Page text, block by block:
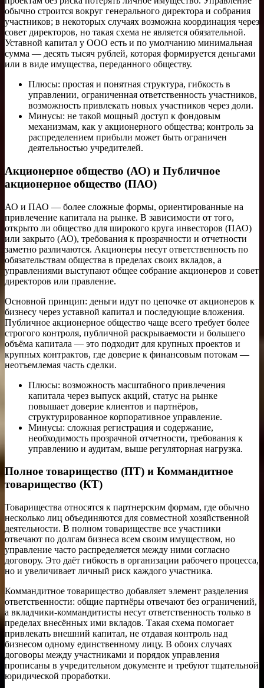
обычно строится вокруг генерального директора и собрания
участников; в некоторых случаях возможна координация через
совет директоров, но такая схема не является обязательной.
Уставной капитал у ООО есть и по умолчанию минимальная
сумма — десять тысяч рублей, которая формируется деньгами
или в виде имущества, переданного обществу.
Плюсы: простая и понятная структура, гибкость в
управлении, ограниченная ответственность участников,
возможность привлекать новых участников через доли.
Минусы: не такой мощный доступ к фондовым
механизмам, как у акционерного общества; контроль за
распределением прибыли может быть ограничен
деятельностью учредителей.
Акционерное общество (АО) и Публичное
акционерное общество (ПАО)
АО и ПАО — более сложные формы, ориентированные на
привлечение капитала на рынке. В зависимости от того,
открыто ли общество для широкого круга инвесторов (ПАО)
или закрыто (АО), требования к прозрачности и отчетности
заметно различаются. Акционеры несут ответственность по
обязательствам общества в пределах своих вкладов, а
управлениями выступают общее собрание акционеров и совет
директоров или правление.
Основной принцип: деньги идут по цепочке от акционеров к
бизнесу через уставной капитал и последующие вложения.
Публичное акционерное общество чаще всего требует более
строгого контроля, публичной раскрываемости и большего
объёма капитала — это подходит для крупных проектов и
крупных контрактов, где доверие к финансовым потокам —
неотъемлемая часть сделки.
Плюсы: возможность масштабного привлечения
капитала через выпуск акций, статус на рынке
повышает доверие клиентов и партнёров,
структурированное корпоративное управление.
Минусы: сложная регистрация и содержание,
необходимость прозрачной отчетности, требования к
управлению и аудитам, выше регуляторная нагрузка.
Полное товарищество (ПТ) и Коммандитное
товарищество (КТ)
Товарищества относятся к партнерским формам, где обычно
несколько лиц объединяются для совместной хозяйственной
деятельности. В полном товариществе все участники
отвечают по долгам бизнеса всем своим имуществом, но
управление часто распределяется между ними согласно
договору. Это даёт гибкость в организации рабочего процесса,
но и увеличивает личный риск каждого участника.
Коммандитное товарищество добавляет элемент разделения
ответственности: общие партнёры отвечают без ограничений,
а вкладчики‑коммандитисты несут ответственность только в
пределах внесённых ими вкладов. Такая схема помогает
привлекать внешний капитал, не отдавая контроль над
бизнесом одному единственному лицу. В обоих случаях
договоры между участниками и порядок управления
прописаны в учредительном документе и требуют тщательной
юридической проработки.